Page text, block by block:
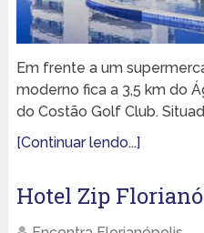
Em frente a um
moderno fica a 3,5 km do
do Costão Golf Club.
[Continuar lendo...]
Hotel Zip